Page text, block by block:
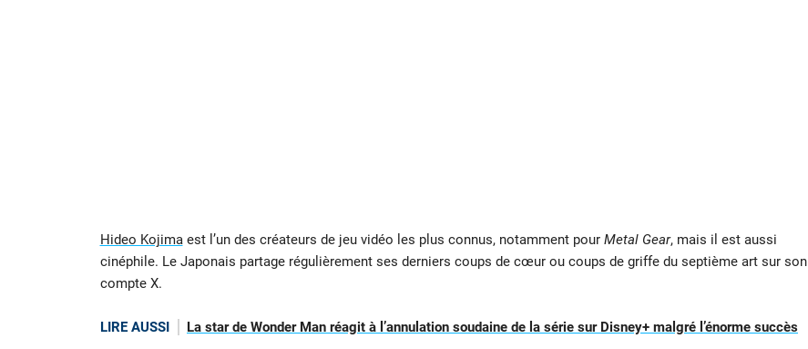
Hideo Kojimaest l’un des créateurs de jeu vidéo les plus connus, notamment pour Metal Gear, mais il est aussi
cinéphile. Le Japonais partage régulièrement ses derniers coups de cœur ou coups de griffe du septième art sur son
compte X.
LIRE AUSSI La star de Wonder Man réagit à l’annulation soudaine de la série sur Disney+ malgré l’énorme succès